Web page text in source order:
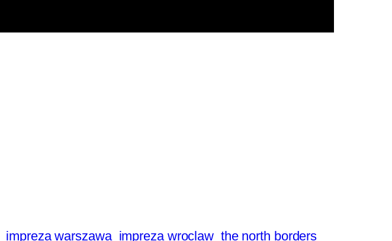
impreza warszawa impreza wroclaw the north borders